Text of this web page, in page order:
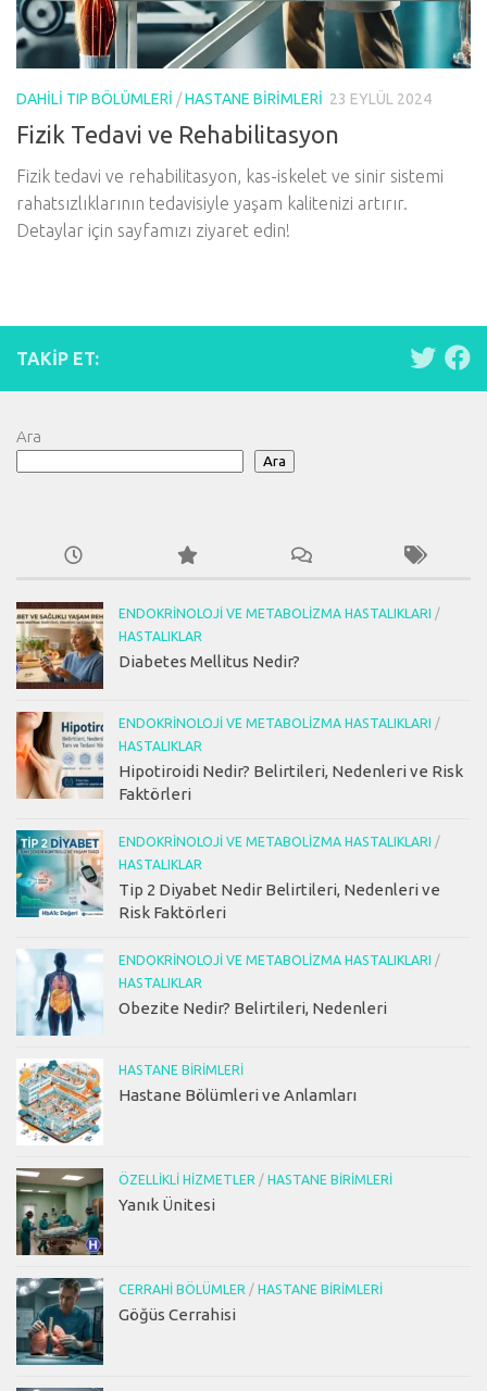
DAHILI TIP BÖLÜMLERI /HASTANE BIRIMLERI 23 EYLÜL 2024
Fizik Tedavi ve Rehabilitasyon
Fizik tedavi ve rehabilitasyon, kas-iskelet ve sinir sistemi
rahatsızlıklarının tedavisiyle yaşam kalitenizi artırır.
Detaylar için sayfamızı ziyaret edin!
TAKIP ET:
Ara
Ara
ENDOKRINOLOJI VE METABOLIZMA HASTALIKLARI
/
HASTALIKLAR
Diabetes Mellitus Nedir?
ENDOKRINOLOJI VE METABOLIZMA HASTALIKLARI
/
HASTALIKLAR
Hipotiroidi Nedir? Belirtileri, Nedenleri ve Risk
Faktörleri
ENDOKRINOLOJI VE METABOLIZMA HASTALIKLARI
/
HASTALIKLAR
Tip 2 Diyabet Nedir Belirtileri, Nedenleri ve
Risk Faktörleri
ENDOKRINOLOJI VE METABOLIZMA HASTALIKLARI
/
HASTALIKLAR
Obezite Nedir? Belirtileri, Nedenleri
HASTANE BIRIMLERI
Hastane Bölümleri ve Anlamları
ÖZELLIKLI HIZMETLER / HASTANE BIRIMLERI
Yanık Ünitesi
CERRAHI BÖLÜMLER / HASTANE BIRIMLERI
Göğüs Cerrahisi